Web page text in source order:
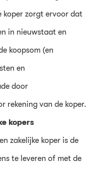
koper zorgt ervoor dat
in nieuwstaat en
koopsom (en
en
door
rekening van de koper.
kopers
zakelijke koper is de
te leveren of met de